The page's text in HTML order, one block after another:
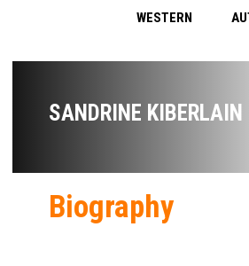
WESTERN
SANDRINE KIBERLAIN
Biography